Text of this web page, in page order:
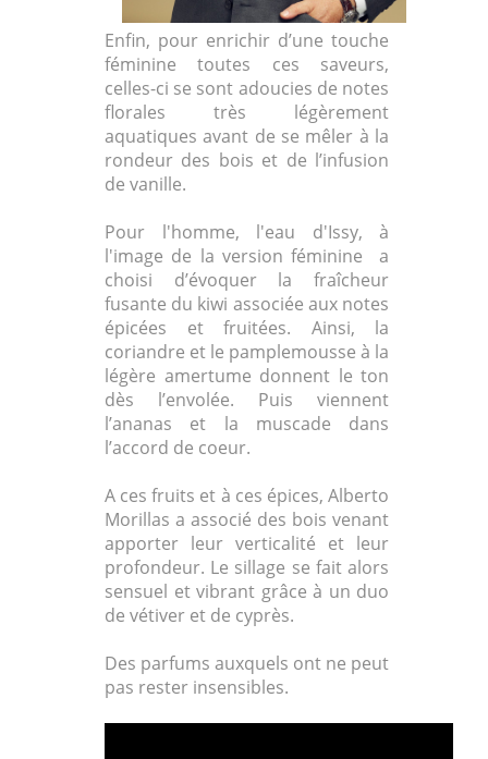
Enfin, pour enrichir d’une touche
féminine toutes ces saveurs,
celles-ci se sont adoucies de notes
florales très légèrement
aquatiques avant de se mêler à la
rondeur des bois et de l’infusion
de vanille.
Pour l'homme, l'eau d'Issy, à
l'image de la version féminine a
choisi d’évoquer la fraîcheur
fusante du kiwi associée aux notes
épicées et fruitées. Ainsi, la
coriandre et le pamplemousse à la
légère amertume donnent le ton
dès l’envolée. Puis viennent
l’ananas et la muscade dans
l’accord de coeur.
A ces fruits et à ces épices, Alberto
Morillas a associé des bois venant
apporter leur verticalité et leur
profondeur. Le sillage se fait alors
sensuel et vibrant grâce à un duo
de vétiver et de cyprès.
Des parfums auxquels ont ne peut
pas rester insensibles.